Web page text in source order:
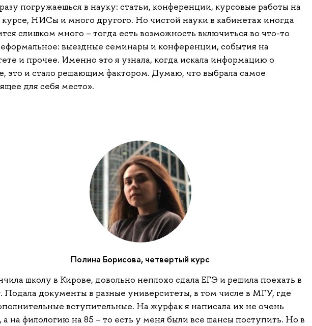
погружаешься в науку: статьи, конференции, курсовые работы на
НИСы и много другого. Но чистой науки в кабинетах иногда
слишком много – тогда есть возможность включиться во что-то
выездные семинары и конференции, события на
и прочее. Именно это я узнала, когда искала информацию о
это и стало решающим фактором. Думаю, что выбрала самое
для себя место».
Полина Борисова, четвертый курс
школу в Кирове, довольно неплохо сдала ЕГЭ и решила поехать в
Подала документы в разные университеты, в том числе в МГУ, где
вступительные. На журфак я написала их не очень
а на филологию на 85 – то есть у меня были все шансы поступить. Но в